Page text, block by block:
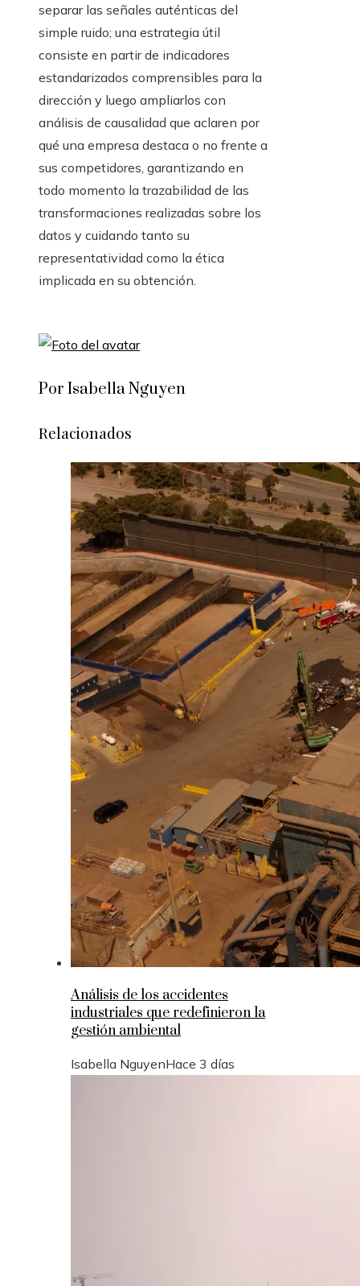
separar las señales auténticas del
simple ruido; una estrategia útil
consiste en partir de indicadores
estandarizados comprensibles para la
dirección y luego ampliarlos con
análisis de causalidad que aclaren por
qué una empresa destaca o no frente a
sus competidores, garantizando en
todo momento la trazabilidad de las
transformaciones realizadas sobre los
datos y cuidando tanto su
representatividad como la ética
implicada en su obtención.
Por Isabella Nguyen
Relacionados
Análisis de los accidentes
industriales que redefinieron la
gestión ambiental
Isabella NguyenHace 3 días